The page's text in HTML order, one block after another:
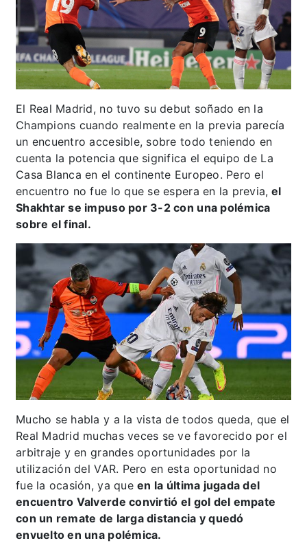
El Real Madrid, no tuvo su debut soñado en la
Champions cuando realmente en la previa parecía
un encuentro accesible, sobre todo teniendo en
cuenta la potencia que significa el equipo de La
Casa Blanca en el continente Europeo. Pero el
encuentro no fue lo que se espera en la previa, el
Shakhtar se impuso por 3-2 con una polémica
sobre el final.
Mucho se habla y a la vista de todos queda, que el
Real Madrid muchas veces se ve favorecido por el
arbitraje y en grandes oportunidades por la
utilización del VAR. Pero en esta oportunidad no
fue la ocasión, ya queen la última jugada del
encuentro Valverde convirtió el gol del empate
con un remate de larga distancia y quedó
envuelto en una polémica.